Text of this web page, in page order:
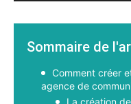
Sommaire de
Comment créer
agence de
La création